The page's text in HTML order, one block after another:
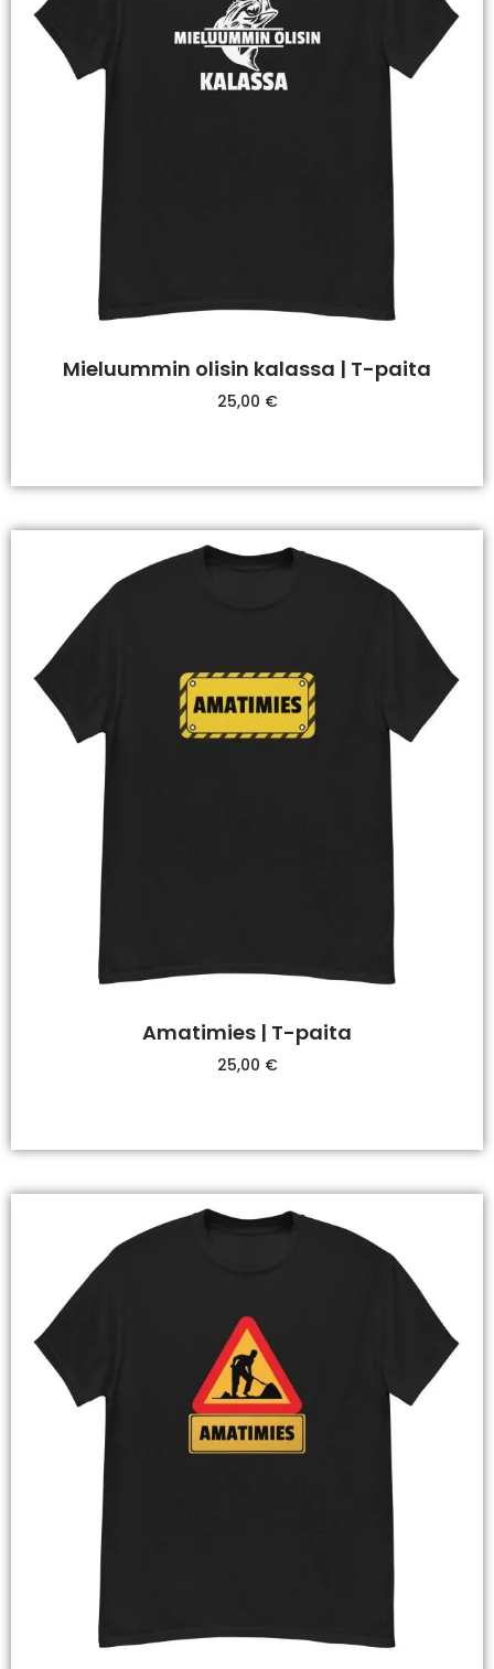
Mieluummin olisin kalassa | T-paita
25,00 €
Amatimies | T-paita
25,00 €